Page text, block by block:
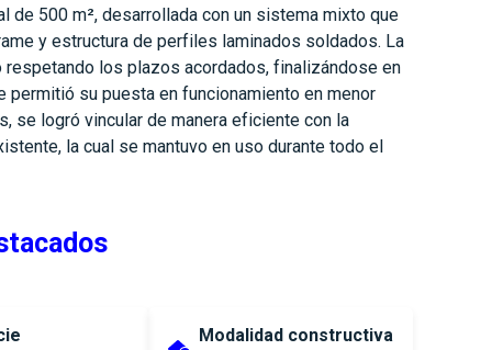
de 500 m², desarrollada con un sistema mixto que
y estructura de perfiles laminados soldados. La
respetando los plazos acordados, finalizándose en
permitió su puesta en funcionamiento en menor
se logró vincular de manera eficiente con la
la cual se mantuvo en uso durante todo el
Modalidad constructiva